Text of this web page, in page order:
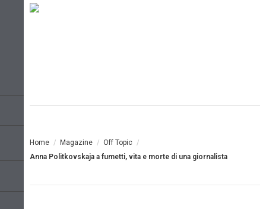
Home / Magazine / Off Topic /
Anna Politkovskaja a fumetti, vita e morte di una giornalista